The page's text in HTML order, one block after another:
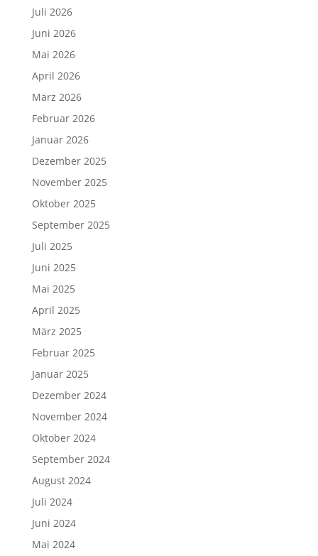
Juli 2026
Juni 2026
Mai 2026
April 2026
März 2026
Februar 2026
Januar 2026
Dezember 2025
November 2025
Oktober 2025
September 2025
Juli 2025
Juni 2025
Mai 2025
April 2025
März 2025
Februar 2025
Januar 2025
Dezember 2024
November 2024
Oktober 2024
September 2024
August 2024
Juli 2024
Juni 2024
Mai 2024